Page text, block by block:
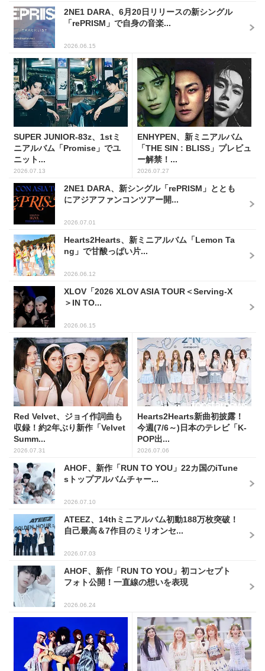
2NE1 DARA、6月20日リリースの新シングル
「rePRISM」で自身の音楽...
2026.06.15
SUPER JUNIOR-83z、1stミ
ニアルバム「Promise」でユ
ニット...
2026.07.13
ENHYPEN、新ミニアルバム
「THE SIN : BLISS」プレビュ
ー解禁！...
2026.07.27
2NE1 DARA、新シングル「rePRISM」ととも
にアジアファンコンツアー開...
2026.07.01
Hearts2Hearts、新ミニアルバム「Lemon Ta
ng」で甘酸っぱい片...
2026.06.12
XLOV「2026 XLOV ASIA TOUR＜Serving-X
＞IN TO...
2026.06.15
Red Velvet、ジョイ作詞曲も
収録！約2年ぶり新作「Velvet
Summ...
2026.07.31
Hearts2Hearts新曲初披露！
今週(7/6～)日本のテレビ「K-
POP出...
2026.07.06
AHOF、新作「RUN TO YOU」22カ国のiTune
sトップアルバムチャー...
2026.07.10
ATEEZ、14thミニアルバム初動188万枚突破！
自己最高＆7作目のミリオンセ...
2026.07.03
AHOF、新作「RUN TO YOU」初コンセプト
フォト公開！一直線の想いを表現
2026.06.24